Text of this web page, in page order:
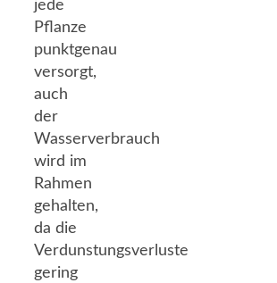
jede
Pflanze
punktgenau
versorgt,
auch
der
Wasserverbrauch
wird im
Rahmen
gehalten,
da die
Verdunstungsverluste
gering